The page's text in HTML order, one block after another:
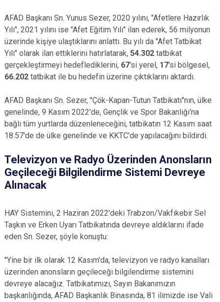
AFAD Başkanı Sn. Yunus Sezer, 2020 yılını, "Afetlere Hazırlık
Yılı", 2021 yılını ise "Afet Eğitim Yılı" ilan ederek, 56 milyonun
üzerinde kişiye ulaştıklarını anlattı. Bu yılı da "Afet Tatbikat
Yılı" olarak ilan ettiklerini hatırlatarak, 54.302 tatbikat
gerçekleştirmeyi hedeflediklerini, 67'si yerel, 17'si bölgesel,
66.202 tatbikat ile bu hedefin üzerine çıktıklarını aktardı.
AFAD Başkanı Sn. Sezer, "Çök-Kapan-Tutun Tatbikatı"nın, ülke
genelinde, 9 Kasım 2022'de, Gençlik ve Spor Bakanlığı'na
bağlı tüm yurtlarda düzenleneceğini, tatbikatın 12 Kasım saat
18.57'de de ülke genelinde ve KKTC'de yapılacağını bildirdi.
Televizyon ve Radyo Üzerinden Anonsların
Geçileceği Bilgilendirme Sistemi Devreye
Alınacak
HAY Sistemini, 2 Haziran 2022'deki Trabzon/Vakfıkebir Sel
Taşkın ve Erken Uyarı Tatbikatında devreye aldıklarını ifade
eden Sn. Sezer, şöyle konuştu:
"Yine bir ilk olarak 12 Kasım'da, televizyon ve radyo kanalları
üzerinden anonsların geçileceği bilgilendirme sistemini
devreye alacağız. Tatbikatımızı, Sayın Bakanımızın
başkanlığında, AFAD Başkanlık Binasında, 81 ilimizde ise Vali